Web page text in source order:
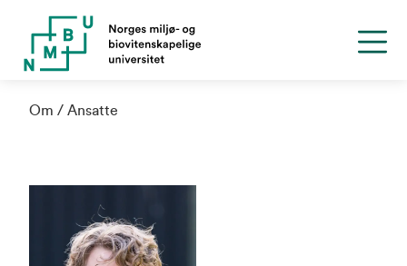
Om Ansatte